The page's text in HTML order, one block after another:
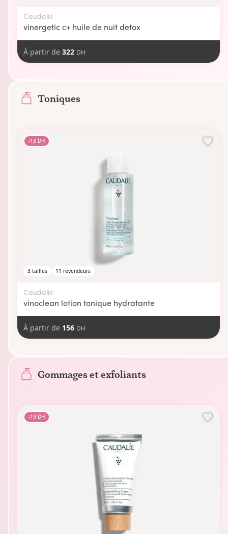
Caudalie
vinergetic c+ huile de nuit detox
À partir de 322 DH
Toniques
-13 DH
3tailles 11 revendeurs
Caudalie
vinoclean lotion tonique hydratante
À partir de 156 DH
Gommages et exfoliants
-19DH